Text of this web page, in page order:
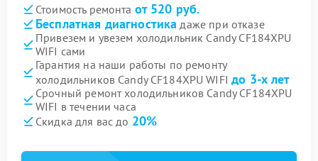
Стоимость ремонта от 520 руб.
Бесплатная диагностика даже при отказе
Привезем и увезем холодильник Candy CF184XPU
WIFI сами
Гарантия на наши работы по ремонту
холодильников Candy CF184XPU WIFIдо 3-х лет
Срочный ремонт холодильников Candy CF184XPU
WIFI в течении часа
Скидка для вас до 20%